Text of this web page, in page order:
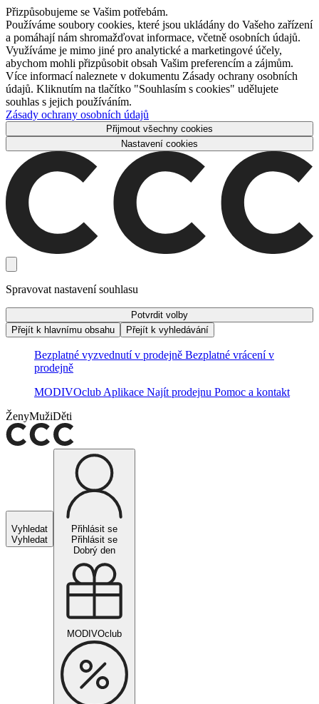
Přizpůsobujeme se Vašim potřebám.
Používáme soubory cookies, které jsou ukládány do Vašeho zařízení
a pomáhají nám shromažďovat informace, včetně osobních údajů.
Využíváme je mimo jiné pro analytické a marketingové účely,
abychom mohli přizpůsobit obsah Vašim preferencím a zájmům.
Více informací naleznete v dokumentu Zásady ochrany osobních
údajů. Kliknutím na tlačítko "Souhlasím s cookies" udělujete
souhlas s jejich používáním.
Zásady ochrany osobních údajů
Přijmout všechny cookies
Nastavení cookies
Spravovat nastavení souhlasu
Potvrdit volby
Přejít k hlavnímu obsahu
Přejít k vyhledávání
Bezplatné vyzvednutí v prodejně Bezplatné vrácení v
prodejně
MODIVOclub Aplikace Najít prodejnu Pomoc a kontakt
ŽenyMužiDěti
Vyhledat
Vyhledat
Přihlásit se
Přihlásit se
Dobrý den
MODIVOclub